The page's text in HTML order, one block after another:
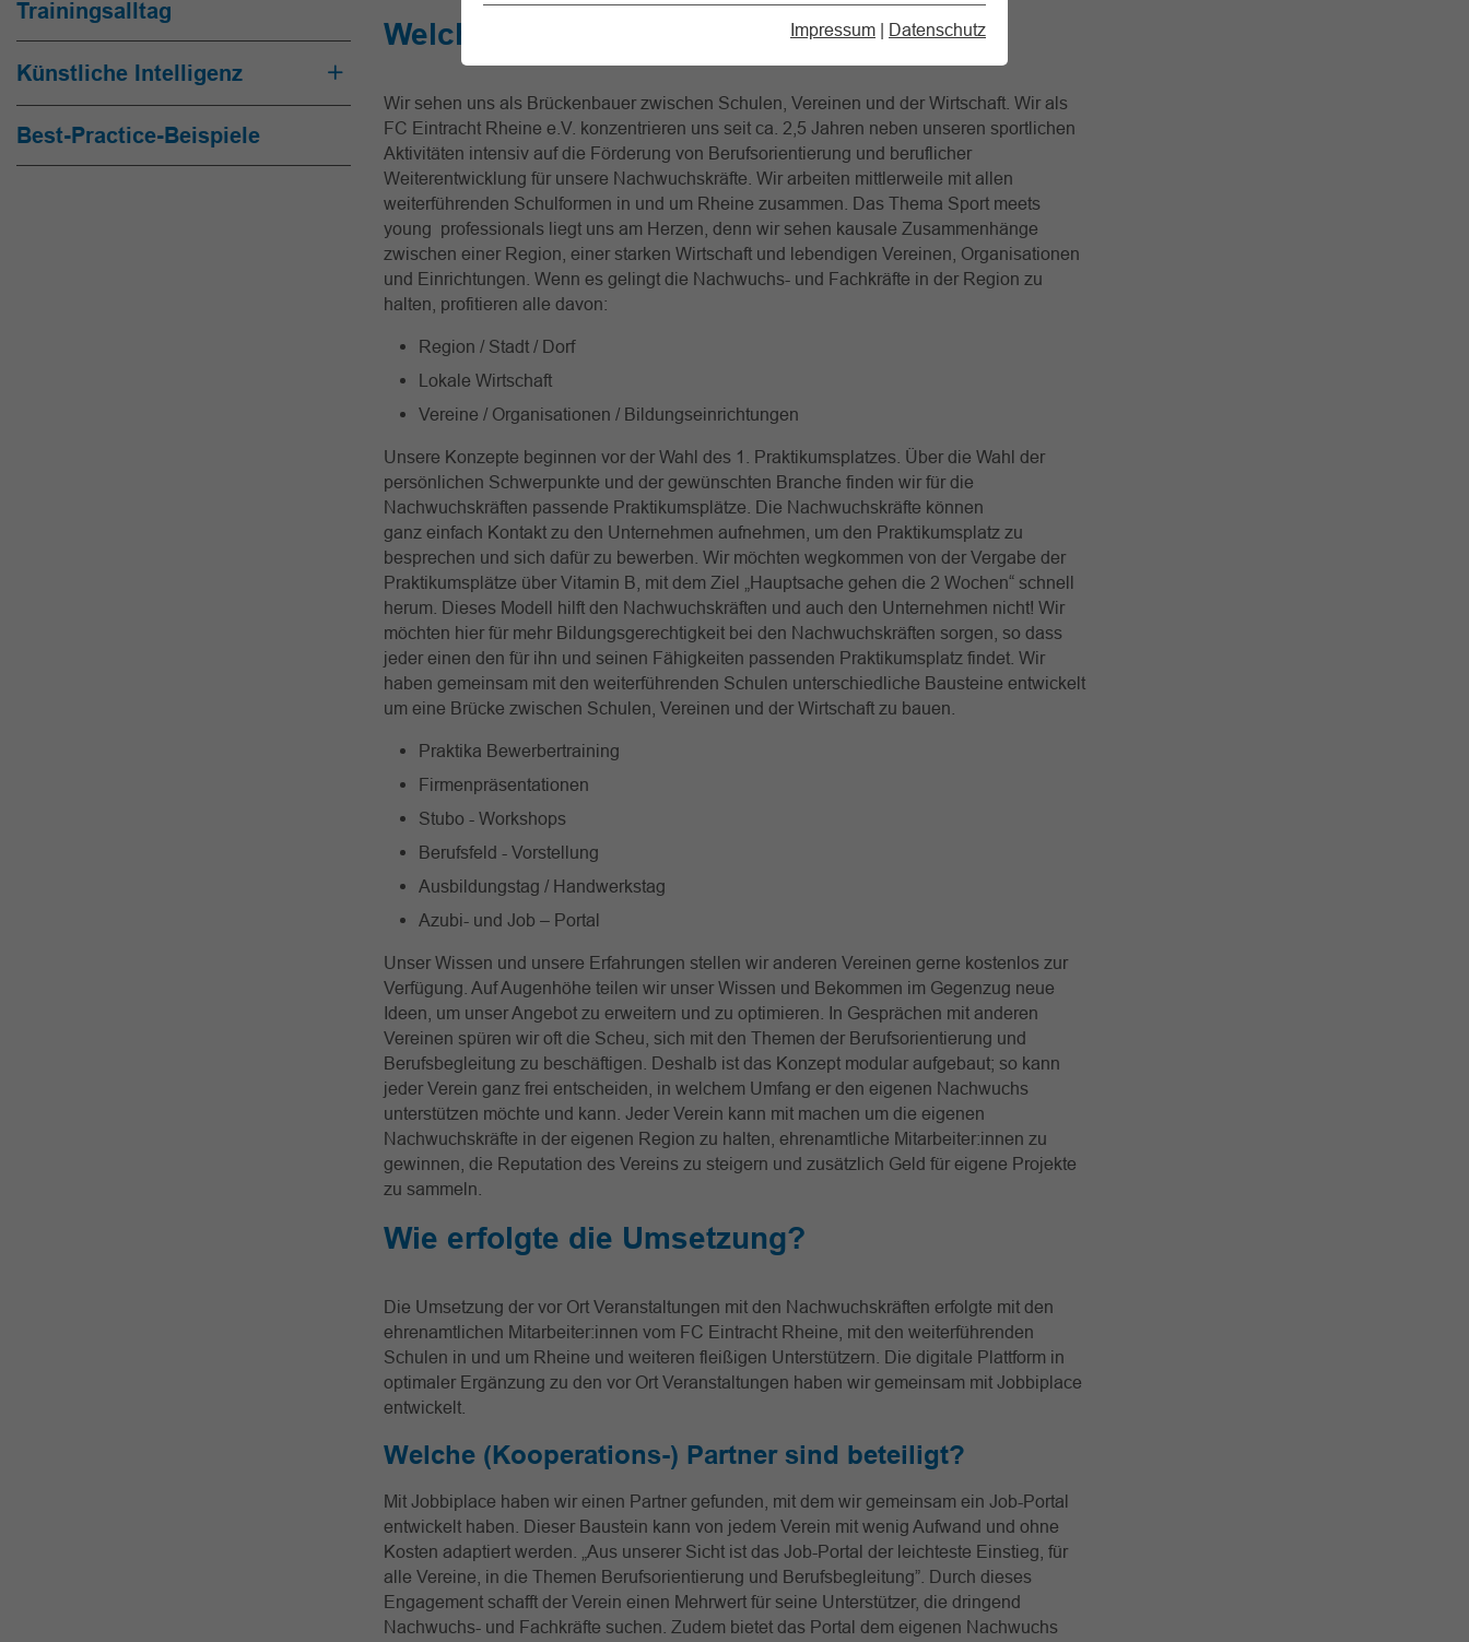
Impressum | Datenschutz
Trainingsalltag
Künstliche Intelligenz
Best-Practice-Beispiele
Welche Ziele hat das Projekt?
Wir sehen uns als Brückenbauer zwischen Schulen, Vereinen und der Wirtschaft. Wir als
FC Eintracht Rheine e.V. konzentrieren uns seit ca. 2,5 Jahren neben unseren sportlichen
Aktivitäten intensiv auf die Förderung von Berufsorientierung und beruflicher
Weiterentwicklung für unsere Nachwuchskräfte. Wir arbeiten mittlerweile mit allen
weiterführenden Schulformen in und um Rheine zusammen. Das Thema Sport meets
young professionals liegt uns am Herzen, denn wir sehen kausale Zusammenhänge
zwischen einer Region, einer starken Wirtschaft und lebendigen Vereinen, Organisationen
und Einrichtungen. Wenn es gelingt die Nachwuchs- und Fachkräfte in der Region zu
halten, profitieren alle davon:
Region / Stadt / Dorf
Lokale Wirtschaft
Vereine / Organisationen / Bildungseinrichtungen
Unsere Konzepte beginnen vor der Wahl des 1. Praktikumsplatzes. Über die Wahl der
persönlichen Schwerpunkte und der gewünschten Branche finden wir für die
Nachwuchskräften passende Praktikumsplätze. Die Nachwuchskräfte können
ganz einfach Kontakt zu den Unternehmen aufnehmen, um den Praktikumsplatz zu
besprechen und sich dafür zu bewerben. Wir möchten wegkommen von der Vergabe der
Praktikumsplätze über Vitamin B, mit dem Ziel „Hauptsache gehen die 2 Wochen“ schnell
herum. Dieses Modell hilft den Nachwuchskräften und auch den Unternehmen nicht! Wir
möchten hier für mehr Bildungsgerechtigkeit bei den Nachwuchskräften sorgen, so dass
jeder einen den für ihn und seinen Fähigkeiten passenden Praktikumsplatz findet. Wir
haben gemeinsam mit den weiterführenden Schulen unterschiedliche Bausteine entwickelt
um eine Brücke zwischen Schulen, Vereinen und der Wirtschaft zu bauen.
Praktika Bewerbertraining
Firmenpräsentationen
Stubo - Workshops
Berufsfeld - Vorstellung
Ausbildungstag / Handwerkstag
Azubi- und Job – Portal
Unser Wissen und unsere Erfahrungen stellen wir anderen Vereinen gerne kostenlos zur
Verfügung. Auf Augenhöhe teilen wir unser Wissen und Bekommen im Gegenzug neue
Ideen, um unser Angebot zu erweitern und zu optimieren. In Gesprächen mit anderen
Vereinen spüren wir oft die Scheu, sich mit den Themen der Berufsorientierung und
Berufsbegleitung zu beschäftigen. Deshalb ist das Konzept modular aufgebaut; so kann
jeder Verein ganz frei entscheiden, in welchem Umfang er den eigenen Nachwuchs
unterstützen möchte und kann. Jeder Verein kann mit machen um die eigenen
Nachwuchskräfte in der eigenen Region zu halten, ehrenamtliche Mitarbeiter:innen zu
gewinnen, die Reputation des Vereins zu steigern und zusätzlich Geld für eigene Projekte
zu sammeln.
Wie erfolgte die Umsetzung?
Die Umsetzung der vor Ort Veranstaltungen mit den Nachwuchskräften erfolgte mit den
ehrenamtlichen Mitarbeiter:innen vom FC Eintracht Rheine, mit den weiterführenden
Schulen in und um Rheine und weiteren fleißigen Unterstützern. Die digitale Plattform in
optimaler Ergänzung zu den vor Ort Veranstaltungen haben wir gemeinsam mit Jobbiplace
entwickelt.
Welche (Kooperations-) Partner sind beteiligt?
Mit Jobbiplace haben wir einen Partner gefunden, mit dem wir gemeinsam ein Job-Portal
entwickelt haben. Dieser Baustein kann von jedem Verein mit wenig Aufwand und ohne
Kosten adaptiert werden. „Aus unserer Sicht ist das Job-Portal der leichteste Einstieg, für
alle Vereine, in die Themen Berufsorientierung und Berufsbegleitung”. Durch dieses
Engagement schafft der Verein einen Mehrwert für seine Unterstützer, die dringend
Nachwuchs- und Fachkräfte suchen. Zudem bietet das Portal dem eigenen Nachwuchs